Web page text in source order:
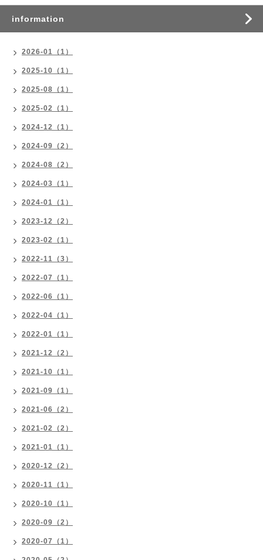
information
2026-01（1）
2025-10（1）
2025-08（1）
2025-02（1）
2024-12（1）
2024-09（2）
2024-08（2）
2024-03（1）
2024-01（1）
2023-12（2）
2023-02（1）
2022-11（3）
2022-07（1）
2022-06（1）
2022-04（1）
2022-01（1）
2021-12（2）
2021-10（1）
2021-09（1）
2021-06（2）
2021-02（2）
2021-01（1）
2020-12（2）
2020-11（1）
2020-10（1）
2020-09（2）
2020-07（1）